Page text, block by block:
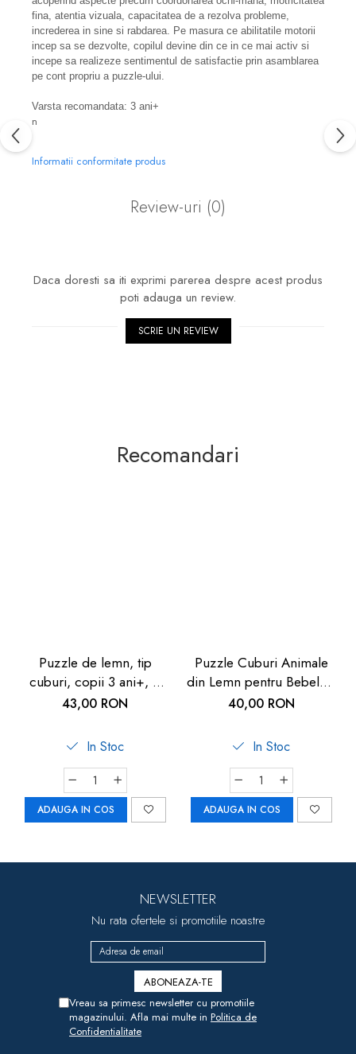
fina, atentia vizuala, capacitatea de a rezolva probleme,
increderea in sine si rabdarea. Pe masura ce abilitatile motorii
incep sa se dezvolte, copilul devine din ce in ce mai activ si
incepe sa realizeze sentimentul de satisfactie prin asamblarea
pe cont propriu a puzzle-ului.
Varsta recomandata: 3 ani+
n
Informatii conformitate produs
Review-uri (0)
Daca doresti sa iti exprimi parerea despre acest produs
poti adauga un review.
SCRIE UN REVIEW
Recomandari
Puzzle de lemn, tip
cuburi, copii 3 ani+, 6
modele cu animale, Goki
43,00 RON
In Stoc
ADAUGA IN COS
Puzzle Cuburi Animale
din Lemn pentru Bebeluși
2 ani+| Carboysafety
40,00 RON
In Stoc
ADAUGA IN COS
NEWSLETTER
Nu rata ofertele si promotiile noastre
Vreau sa primesc newsletter cu promotiile
magazinului. Afla mai multe in Politica de
Confidentialitate